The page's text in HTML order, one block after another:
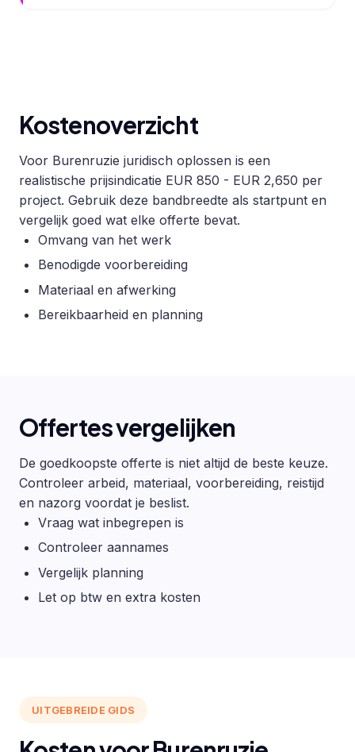
Kostenoverzicht
Voor Burenruzie juridisch oplossen is een
realistische prijsindicatie EUR 850 - EUR 2,650 per
project. Gebruik deze bandbreedte als startpunt en
vergelijk goed wat elke offerte bevat.
Omvang van het werk
Benodigde voorbereiding
Materiaal en afwerking
Bereikbaarheid en planning
Offertes vergelijken
De goedkoopste offerte is niet altijd de beste keuze.
Controleer arbeid, materiaal, voorbereiding, reistijd
en nazorg voordat je beslist.
Vraag wat inbegrepen is
Controleer aannames
Vergelijk planning
Let op btw en extra kosten
UITGEBREIDE GIDS